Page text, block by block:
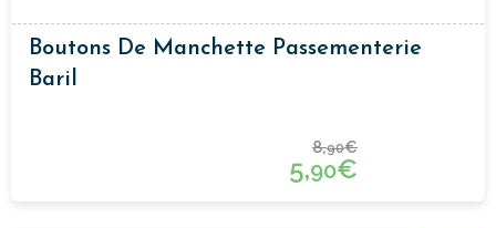
Boutons De Manchette Passementerie
Baril
8,90€
5,90€